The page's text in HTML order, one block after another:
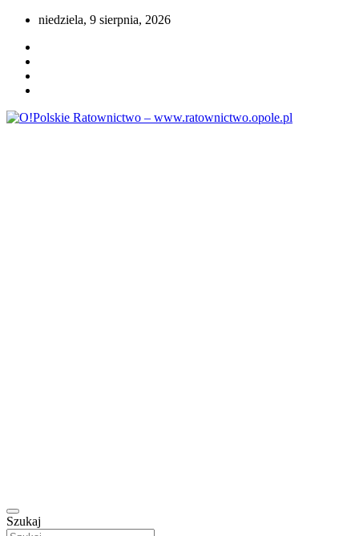
Przejdź
treści
niedziela, 9 sierpnia, 2026
Szukaj